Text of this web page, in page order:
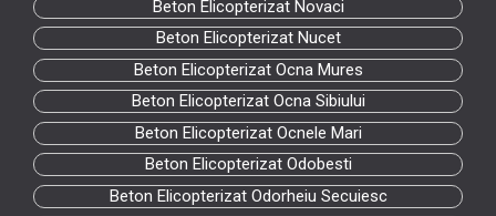
Beton Elicopterizat Novaci
Beton Elicopterizat Nucet
Beton Elicopterizat Ocna Mures
Beton Elicopterizat Ocna Sibiului
Beton Elicopterizat Ocnele Mari
Beton Elicopterizat Odobesti
Beton Elicopterizat Odorheiu Secuiesc